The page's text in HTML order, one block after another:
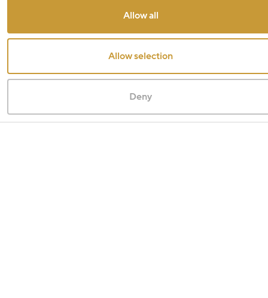
Allow all
Allow selection
Deny